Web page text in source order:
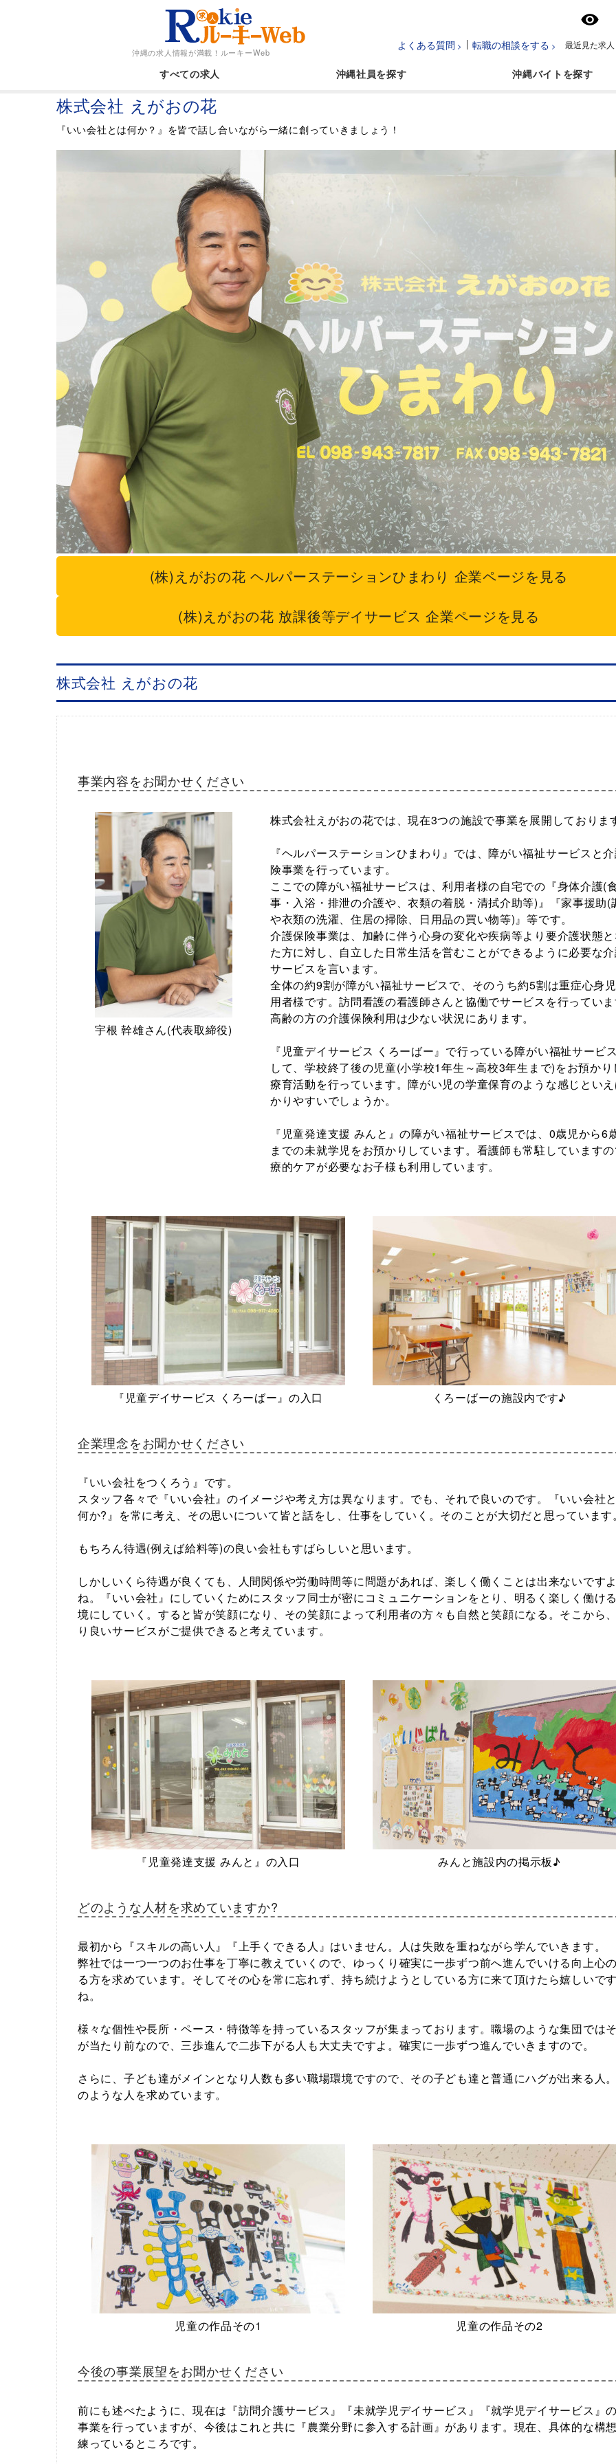
沖縄の求人情報が満載！ ルーキーWeb
よくある質問 転職の相談をする 最近見た求人
すべての求人 沖縄社員 沖縄バイト
株式会社 えがおの花
『いい会社とは何か？』を皆で話し合いながら一緒に創っていきましょう！
(株)えがおの花 ヘルパーステーションひまわり 企業ページを見る
(株)えがおの花 放課後等デイサービス 企業ページを見る
株式会社 えがおの花
事業内容をお聞かせください
宇根 幹雄さん(代表取締役)
株式会社えがおの花では、現在3つの施設で事業を展開しておりま
『ヘルパーステーションひまわり』では、障がい福祉サービスと
険事業を行っています。
ここでの障がい福祉サービスは、利用者様の自宅での『身体介護(
事・入浴・排泄の介護や、衣類の着脱・清拭介助等)』『家事援助(
や衣類の洗濯、住居の掃除、日用品の買い物等)』等です。
介護保険事業は、加齢に伴う心身の変化や疾病等より要介護状態
た方に対し、自立した日常生活を営むことができるように必要な
サービスを言います。
全体の約9割が障がい福祉サービスで、そのうち約5割は重症心身
用者様です。訪問看護の看護師さんと協働でサービスを行ってい
高齢の方の介護保険利用は少ない状況にあります。
『児童デイサービス くろーばー』で行っている障がい福祉サービ
して、学校終了後の児童(小学校1年生～高校3年生まで)をお預かり
療育活動を行っています。障がい児の学童保育のような感じとい
かりやすいでしょうか。
『児童発達支援 みんと』の障がい福祉サービスでは、0歳児から6
までの未就学児をお預かりしています。看護師も常駐しています
療的ケアが必要なお子様も利用しています。
『児童デイサービス くろーばー』の入口 くろーばーの施設内です♪
企業理念をお聞かせください
『いい会社をつくろう』です。
スタッフ各々で『いい会社』のイメージや考え方は異なります。でも、それで良いのです。『いい会社
何か?』を常に考え、その思いについて皆と話をし、仕事をしていく。そのことが大切だと思っています
もちろん待遇(例えば給料等)の良い会社もすばらしいと思います。
しかしいくら待遇が良くても、人間関係や労働時間等に問題があれば、楽しく働くことは出来ないです
ね。『いい会社』にしていくためにスタッフ同士が密にコミュニケーションをとり、明るく楽しく働け
境にしていく。すると皆が笑顔になり、その笑顔によって利用者の方々も自然と笑顔になる。そこから
り良いサービスがご提供できると考えています。
『児童発達支援 みんと』の入口 みんと施設内の掲示板♪
どのような人材を求めていますか?
最初から『スキルの高い人』『上手くできる人』はいません。人は失敗を重ねながら学んでいきます。
弊社では一つ一つのお仕事を丁寧に教えていくので、ゆっくり確実に一歩ずつ前へ進んでいける向上心
る方を求めています。そしてその心を常に忘れず、持ち続けようとしている方に来て頂けたら嬉しいで
ね。
様々な個性や長所・ペース・特徴等を持っているスタッフが集まっております。職場のような集団では
が当たり前なので、三歩進んで二歩下がる人も大丈夫ですよ。確実に一歩ずつ進んでいきますので。
さらに、子ども達がメインとなり人数も多い職場環境ですので、その子ども達と普通にハグが出来る人
のような人を求めています。
児童の作品その1 児童の作品その2
今後の事業展望をお聞かせください
前にも述べたように、現在は『訪問介護サービス』『未就学児デイサービス』『就学児デイサービス』
事業を行っていますが、今後はこれと共に『農業分野に参入する計画』があります。現在、具体的な構
練っているところです。